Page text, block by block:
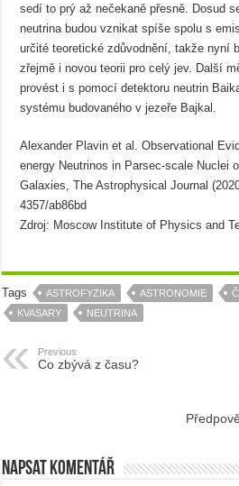
sedí to prý až nečekaně přesně. Dosud
neutrina budou vznikat spíše spolu s
určité teoretické zdůvodnění, takže nyní
zřejmě i novou teorii pro celý jev. Další
provést i s pomocí detektoru neutrin
systému budovaného v jezeře Bajkal.
Alexander Plavin et al. Observational
energy Neutrinos in Parsec-scale Nuclei
Galaxies, The Astrophysical Journal
4357/ab86bd
Zdroj: Moscow Institute of Physics and
Tags ASTROFYZIKA ASTRONOMIE
KVASARY
NEUTRINA
Previous
Co zbývá z času?
Napsat komentář